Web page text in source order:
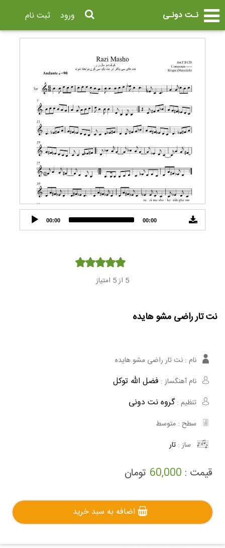
نـت دونـی ثبت نام ورود
Audio
Player
00:00 00:00
5 از 5 امتیاز
نت تار راضی مشو هایده
نام : نت تار راضی مشو هایده
نام آهنگساز : فضل الله توکل
تنظیم :گروه نت دونی
سطح : متوسط
ساز : تار
قیمت : 60,000 تومان
اضافه به سبد خرید